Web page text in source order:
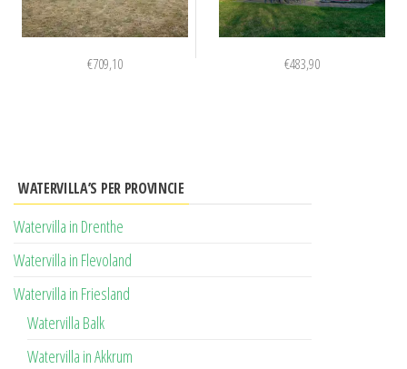
€709,10 €483,90
WATERVILLA’S PER PROVINCIE
Watervilla in Drenthe
Watervilla in Flevoland
Watervilla in Friesland
Watervilla Balk
Watervilla in Akkrum